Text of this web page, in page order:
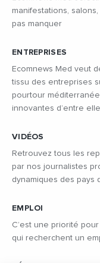
manifestations,
pas manquer
ENTREPRISES
Ecomnews Med veut
tissu des entreprises
pourtour
innovantes d’entre
VIDÉOS
Retrouvez tous les
par nos journalistes
dynamiques des pays
EMPLOI
C’est une priorité
qui recherchent un